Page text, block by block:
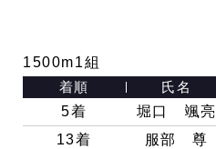
1500m1組
着順
氏名
5着
堀口 颯亮
13着 服部 尊